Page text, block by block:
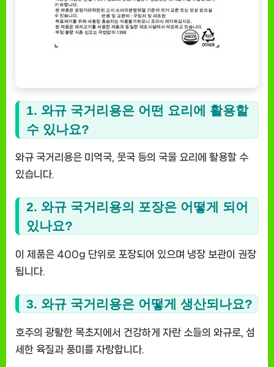
1. 와규 국거리용은 어떤 요리에 활용할
수 있나요?
와규 국거리용은 미역국, 뭇국 등의 국물 요리에 활용할 수
있습니다.
2. 와규 국거리용의 포장은 어떻게 되어
있나요?
이 제품은 400g 단위로 포장되어 있으며 냉장 보관이 권장
됩니다.
3. 와규 국거리용은 어떻게 생산되나요?
호주의 광활한 목초지에서 건강하게 자란 소들의 와규로, 섬
세한 육질과 풍미를 자랑합니다.